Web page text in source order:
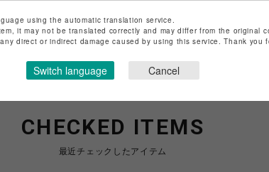
CHECKED ITEMS
最近チェックしたアイテム
using the automatic translation service.
it may not be translated correctly and may differ from the original
direct or indirect damage caused by using this service. Thank you
Switch language Cancel